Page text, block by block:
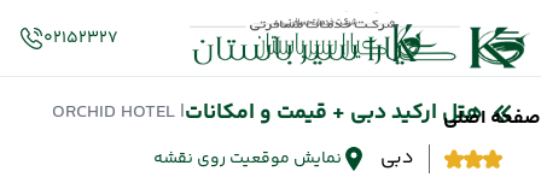
صفحه اصلی
02152327
هتل ارکید دبی + قیمت و امکانات| ORCHID HOTEL
دبی
نمایش موقعیت روی نقشه